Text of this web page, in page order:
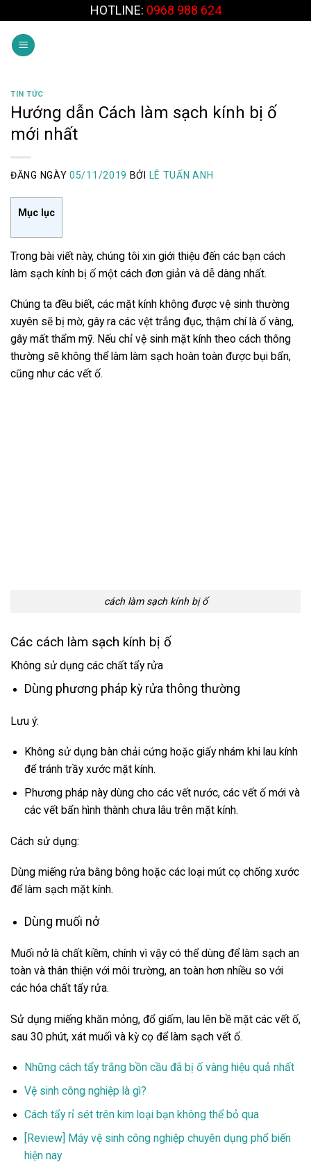
to
content
HOTLINE: 0968 988 624
TIN TỨC
Hướng dẫn Cách làm sạch kính bị ố
mới nhất
ĐĂNG NGÀY 05/11/2019 BỞI LÊ TUẤN ANH
Mục lục
Trong bài viết này, chúng tôi xin giới thiệu đến các bạn cách
làm sạch kính bị ố một cách đơn giản và dễ dàng nhất.
Chúng ta đều biết, các mặt kính không được vệ sinh thường
xuyên sẽ bị mờ, gây ra các vệt trắng đục, thậm chí là ố vàng,
gây mất thẩm mỹ. Nếu chỉ vệ sinh mặt kính theo cách thông
thường sẽ không thể làm làm sạch hoàn toàn được bụi bẩn,
cũng như các vết ố.
cách làm sạch kính bị ố
Các cách làm sạch kính bị ố
Không sử dụng các chất tẩy rửa
Dùng phương pháp kỳ rửa thông thường
Lưu ý:
Không sử dụng bàn chải cứng hoặc giấy nhám khi lau kính
để tránh trầy xước mặt kính.
Phương pháp này dùng cho các vết nước, các vết ố mới và
các vết bẩn hình thành chưa lâu trên mặt kính.
Cách sử dụng:
Dùng miếng rửa bằng bông hoặc các loại mút cọ chống xước
để làm sạch mặt kính.
Dùng muối nở
Muối nở là chất kiềm, chính vì vậy có thể dùng để làm sạch an
toàn và thân thiện với môi trường, an toàn hơn nhiều so với
các hóa chất tẩy rửa.
Sử dụng miếng khăn mỏng, đổ giấm, lau lên bề mặt các vết ố,
sau 30 phút, xát muối và kỳ cọ để làm sạch vết ố.
Những cách tẩy trắng bồn cầu đã bị ố vàng hiệu quả nhất
Vệ sinh công nghiệp là gì?
Cách tẩy rỉ sét trên kim loại bạn không thể bỏ qua
[Review] Máy vệ sinh công nghiệp chuyên dụng phổ biến
hiện nay